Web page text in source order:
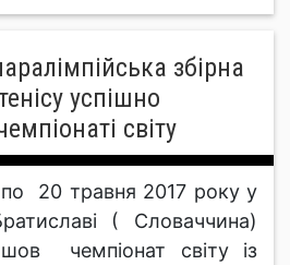
збірна
успішно
світу
20 травня 2017 року у
( Словаччина)
чемпіонат світу із